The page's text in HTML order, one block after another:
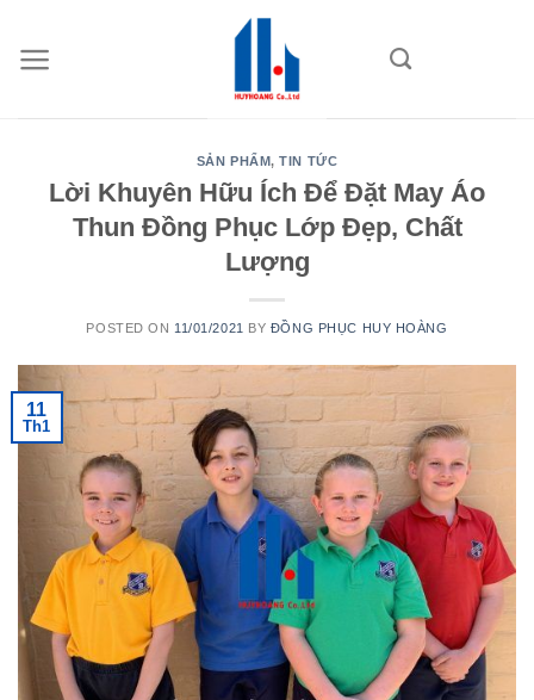
content
SẢN PHẨM,TIN TỨC
Lời Khuyên Hữu Ích Để Đặt May Áo
Thun Đồng Phục Lớp Đẹp, Chất
Lượng
POSTED ON 11/01/2021 BY ĐỒNG PHỤC HUY HOÀNG
11
Th1